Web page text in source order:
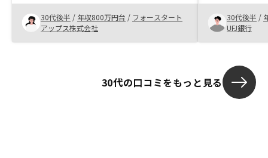
30代後半 / 年収800万円台 / フォースタート
アップス株式会社
れてるのがよ
スには熱心だ
ないだのこれ
融機関に当た
スの時に音質
く、提案の時
耳をすませる
30代後半 /
UFJ銀行
30代の口コミをもっと見る